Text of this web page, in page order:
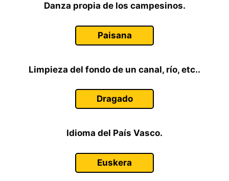
Danza propia de los campesinos.
Paisana
Limpieza del fondo de un canal, río, etc..
Dragado
Idioma del País Vasco.
Euskera